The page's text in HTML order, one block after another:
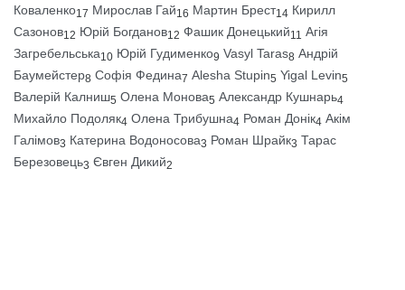
Коваленко17 Мирослав Гай16 Мартин Брест14 Кирилл
Сазонов12 Юрій Богданов12 Фашик Донецький11 Агія
Загребельська10 Юрій Гудименко9 Vasyl Taras8 Андрій
Баумейстер8 Софія Федина7 Alesha Stupin5 Yigal Levin5
Валерій Калниш5 Олена Монова5 Александр Кушнарь4
Михайло Подоляк4 Олена Трибушна4 Роман Донік4 Акім
Галімов3 Катерина Водоносова3 Роман Шрайк3 Тарас
Березовець3 Євген Дикий2